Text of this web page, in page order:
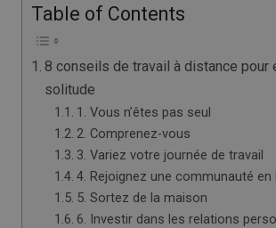
Table of Contents
8 conseils de travail à distance pour
solitude
1. Vous n’êtes pas seul
2. Comprenez-vous
3. Variez votre journée de travail
4. Rejoignez une communauté en
5. Sortez de la maison
6. Investir dans les relations